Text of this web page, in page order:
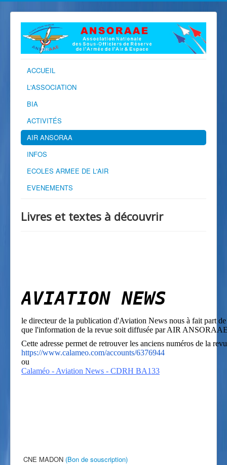
ACCUEIL
L'ASSOCIATION
BIA
ACTIVITÉS
AIR ANSORAA
INFOS
ECOLES ARMEE DE L'AIR
EVENEMENTS
Livres et textes à découvrir
AVIATION NEWS
le directeur de la publication d'Aviation News nous à fait part
que l'information de la revue soit diffusée par AIR
Cette adresse permet de retrouver les anciens numéros de la
https://www.calameo.com/accounts/6376944
ou
Calaméo - Aviation News - CDRH BA133
CNE MADON (Bon de souscription)